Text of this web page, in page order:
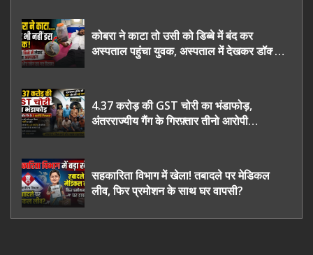
कोबरा ने काटा तो उसी को डिब्बे में बंद कर
अस्पताल पहुंचा युवक, अस्पताल में देखकर डॉक्टर
4.37 करोड़ की GST चोरी का भंडाफोड़,
अंतरराज्यीय गैंग के गिरफ़्तार तीनो आरोपी
सहकारिता विभाग में खेला! तबादले पर मेडिकल
लीव, फिर प्रमोशन के साथ घर वापसी?